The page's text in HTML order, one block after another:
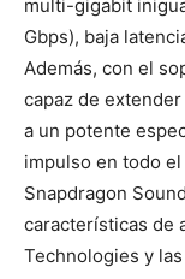
multi-gigabit
Gbps), baja
Además, con el
capaz de
a un potente
impulso en todo
Snapdragon
características de
Technologies y